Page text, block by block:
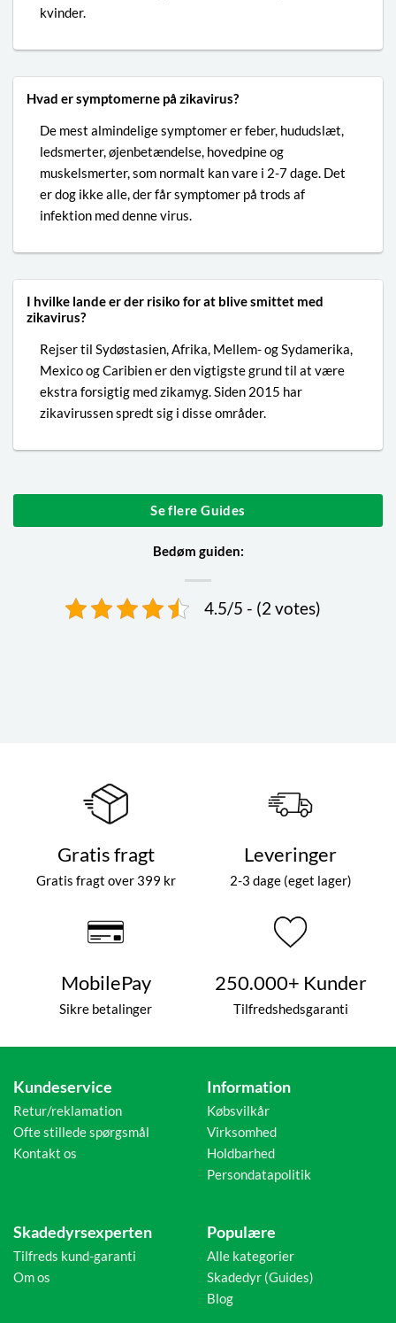
kvinder.
Hvad er symptomerne på zikavirus?
De mest almindelige symptomer er feber, hududslæt,
ledsmerter, øjenbetændelse, hovedpine og
muskelsmerter, som normalt kan vare i 2-7 dage. Det
er dog ikke alle, der får symptomer på trods af
infektion med denne virus.
I hvilke lande er der risiko for at blive smittet med
zikavirus?
Rejser til Sydøstasien, Afrika, Mellem- og Sydamerika,
Mexico og Caribien er den vigtigste grund til at være
ekstra forsigtig med zikamyg. Siden 2015 har
zikavirussen spredt sig i disse områder.
Se flere Guides
Bedøm guiden:
4.5/5 - (2 votes)
Gratis fragt
Gratis fragt over 399 kr
Leveringer
2-3 dage (eget lager)
MobilePay
Sikre betalinger
250.000+ Kunder
Tilfredshedsgaranti
Kundeservice
Retur/reklamation
Ofte stillede spørgsmål
Kontakt os
Information
Købsvilkår
Virksomhed
Holdbarhed
Persondatapolitik
Skadedyrsexperten
Tilfreds kund-garanti
Om os
Populære
Alle kategorier
Skadedyr (Guides)
Blog